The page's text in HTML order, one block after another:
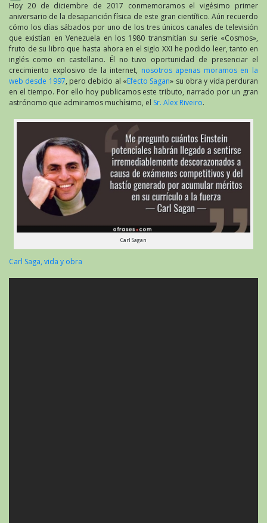
Hoy 20 de diciembre de 2017 conmemoramos el vigésimo primer
aniversario de la desaparición física de este gran científico. Aún recuerdo
cómo los días sábados por uno de los tres únicos canales de televisión
que existían en Venezuela en los 1980 transmitían su serie «Cosmos»,
fruto de su libro que hasta ahora en el siglo XXI he podido leer, tanto en
inglés como en castellano. Él no tuvo oportunidad de presenciar el
crecimiento explosivo de la internet, nosotros apenas moramos en la
web desde 1997, pero debido al «Efecto Sagan» su obra y vida perduran
en el tiempo. Por ello hoy publicamos este tributo, narrado por un gran
astrónomo que admiramos muchísimo, el Sr. Alex Riveiro.
Carl Sagan
Carl Saga, vida y obra